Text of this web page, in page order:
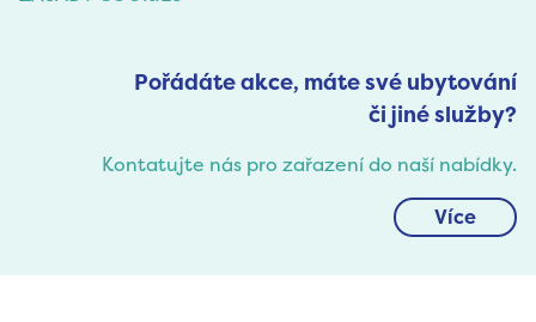
Pořádáte akce, máte své ubytování
či jiné služby?
Kontatujte nás pro zařazení do naší nabídky.
Více